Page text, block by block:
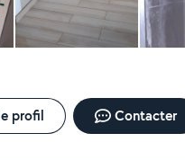
profil Contacter